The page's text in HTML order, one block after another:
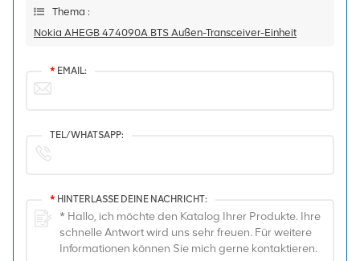
Thema :
Nokia AHEGB 474090A BTS Außen-Transceiver-Einheit
* EMAIL:
TEL/WHATSAPP:
* HINTERLASSE DEINE NACHRICHT: